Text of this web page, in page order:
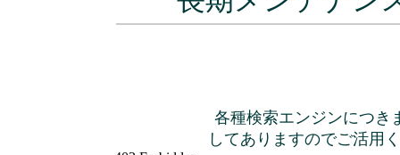
各種検索エンジンにつき
してありますのでご活用